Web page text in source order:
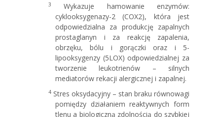
3
Wykazuje hamowanie enzymów:
cyklooksygenazy-2 (COX2), która jest
odpowiedzialna za produkcję zapalnych
prostaglanyn i za reakcję zapalenia,
obrzęku, bólu i gorączki oraz i 5-
lipooksygenzy (5LOX) odpowiedzialnej za
tworzenie leukotrienów – silnych
mediatorów rekacji alergicznej i zapalnej.
4 Stres oksydacyjny – stan braku równowagi
pomiędzy działaniem reaktywnych form
tlenu a biologiczną zdolnością do szybkiej